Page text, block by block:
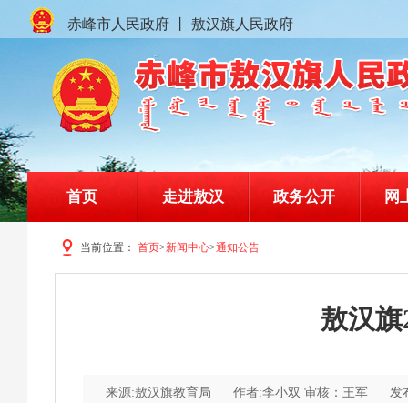
赤峰市人民政府 敖汉旗人民政府
首页 走进敖汉 政务公开 网
当前位置： 首页>新闻中心>通知公告
敖汉
来源:敖汉旗教育局 作者:李小双 审核：王军 发